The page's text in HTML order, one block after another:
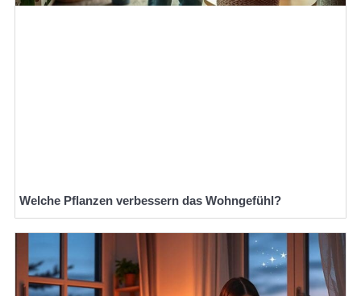
Welche Pflanzen verbessern das Wohngefühl?